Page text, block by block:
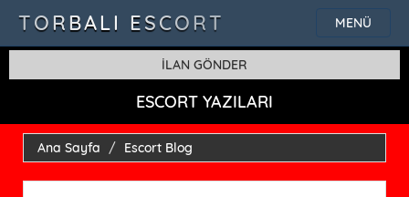
MENÜ
TORBALI ESCORT
İLAN GÖNDER
ESCORT YAZILARI
Ana Sayfa Escort Blog